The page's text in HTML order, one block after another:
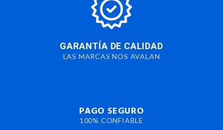
GARANTÍA DE CALIDAD
LAS MARCAS NOS AVALAN
PAGO SEGURO
100% CONFIABLE